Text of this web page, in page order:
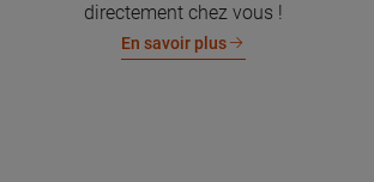
directement chez vous !
En savoir plus